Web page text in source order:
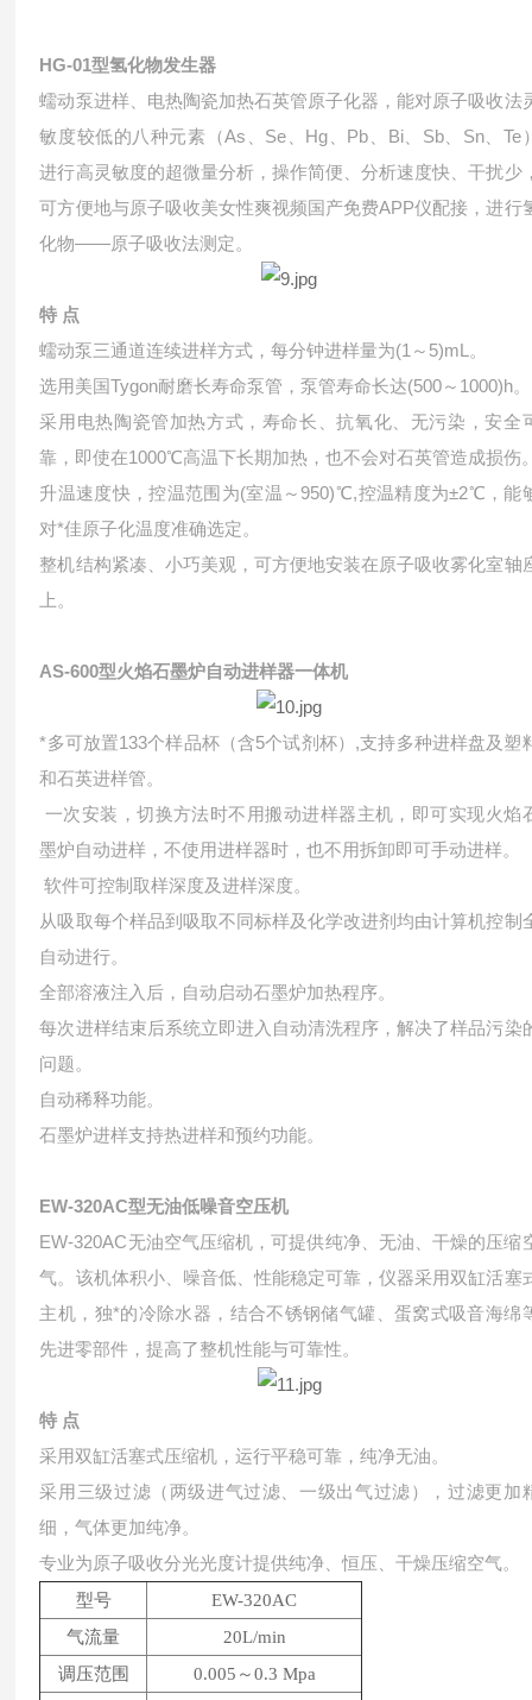
HG-01型氢化物发生器
蠕动泵进样、电热陶瓷加热石英管原子化器，能对原子吸收法
敏度较低的八种元素（As、Se、Hg、Pb、Bi、Sb、Sn、Te
进行高灵敏度的超微量分析，操作简便、分析速度快、干扰少
可方便地与原子吸收美女性爽视频国产免费APP仪配接，进行
化物——原子吸收法测定。
特 点
蠕动泵三通道连续进样方式，每分钟进样量为(1～5)mL。
选用美国Tygon耐磨长寿命泵管，泵管寿命长达(500～1000)h。
采用电热陶瓷管加热方式，寿命长、抗氧化、无污染，安全
靠，即使在1000℃高温下长期加热，也不会对石英管造成损伤
升温速度快，控温范围为(室温～950)℃,控温精度为±2℃，能
对*佳原子化温度准确选定。
整机结构紧凑、小巧美观，可方便地安装在原子吸收雾化室轴
上。
AS-600型火焰石墨炉自动进样器一体机
*多可放置133个样品杯（含5个试剂杯）,支持多种进样盘及塑
和石英进样管。
一次安装，切换方法时不用搬动进样器主机，即可实现火焰
墨炉自动进样，不使用进样器时，也不用拆卸即可手动进样。
软件可控制取样深度及进样深度。
从吸取每个样品到吸取不同标样及化学改进剂均由计算机控制
自动进行。
全部溶液注入后，自动启动石墨炉加热程序。
每次进样结束后系统立即进入自动清洗程序，解决了样品污染
问题。
自动稀释功能。
石墨炉进样支持热进样和预约功能。
EW-320AC型无油低噪音空压机
EW-320AC无油空气压缩机，可提供纯净、无油、干燥的压缩
气。该机体积小、噪音低、性能稳定可靠，仪器采用双缸活塞
主机，独*的冷除水器，结合不锈钢储气罐、蛋窝式吸音海绵
先进零部件，提高了整机性能与可靠性。
特 点
采用双缸活塞式压缩机，运行平稳可靠，纯净无油。
采用三级过滤（两级进气过滤、一级出气过滤），过滤更加
细，气体更加纯净。
专业为原子吸收分光光度计提供纯净、恒压、干燥压缩空气。
型号
EW-320AC
气流量
20L/min
调压范围
0.005～0.3 Mpa